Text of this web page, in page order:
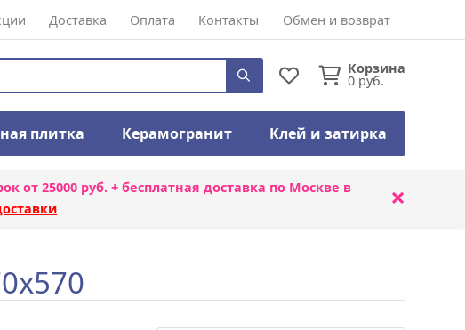
Доставка Оплата Контакты Обмен и возврат
Корзина
0 руб.
плитка Керамогранит Клей и затирка
от 25000 руб. + бесплатная доставка по Москве в
×